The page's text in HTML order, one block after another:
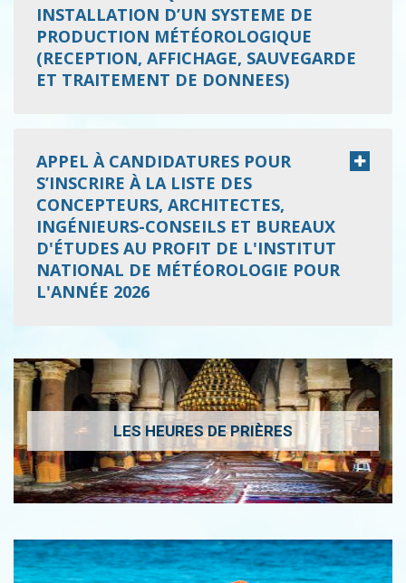
INSTALLATION D’UN SYSTEME DE
PRODUCTION MÉTÉOROLOGIQUE
(RECEPTION, AFFICHAGE, SAUVEGARDE
ET TRAITEMENT DE DONNEES)
APPEL À CANDIDATURES POUR
S’INSCRIRE À LA LISTE DES
CONCEPTEURS, ARCHITECTES,
INGÉNIEURS-CONSEILS ET BUREAUX
D'ÉTUDES AU PROFIT DE L'INSTITUT
NATIONAL DE MÉTÉOROLOGIE POUR
L'ANNÉE 2026
LES HEURES DE PRIÈRES